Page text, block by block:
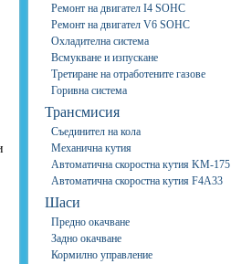
Ремонт на двигател I4 SOHC
Ремонт на двигател V6 SOHC
Охладителна система
Всмукване и изпускане
Третиране на отработените газове
Горивна система
Трансмисия
Съединител на кола
Механична кутия
Автоматична скоростна кутия KM-175
Автоматична скоростна кутия F4A33
Шаси
Предно окачване
Задно окачване
Кормилно управление